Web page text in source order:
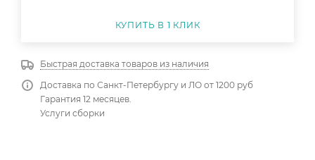
КУПИТЬ В 1 КЛИК
Быстрая доставка товаров из наличия
Доставка по Санкт-Петербургу и ЛО от 1200 руб
Гарантия 12 месяцев.
Услуги сборки